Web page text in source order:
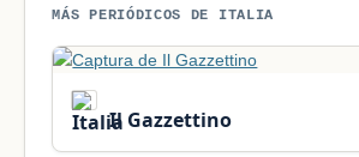
MÁS PERIÓDICOS DE ITALIA
Il Gazzettino